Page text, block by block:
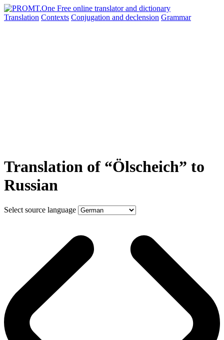
Translation Contexts Conjugation and declension Grammar
Translation of “Ölscheich” to
Russian
Select source language